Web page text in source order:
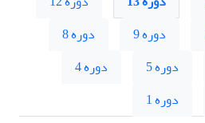
دوره 9
دوره 8
دوره 5
دوره 4
دوره 1